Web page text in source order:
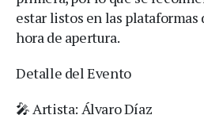
estar listos en las
hora de apertura.
Detalle del Evento
🎤 Artista: Álvaro Díaz